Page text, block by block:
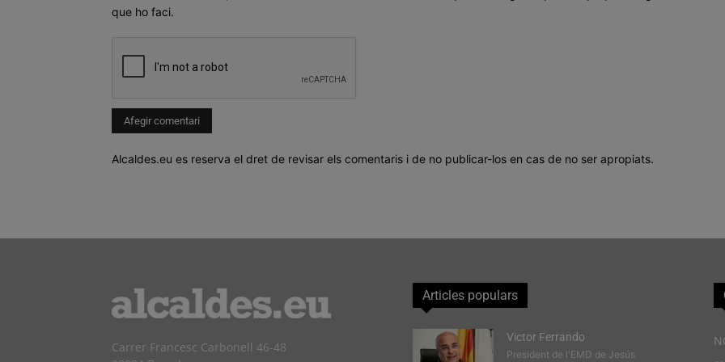
que ho faci.
Alcaldes.eu es reserva el dret de revisar els comentaris i de no publicar-los en cas de no ser apropiats.
Carrer Francesc Carbonell 46-48
Articles populars
Victor Ferrando
President de l'EMD de Jesús